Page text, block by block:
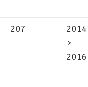
207
2014
>
2016